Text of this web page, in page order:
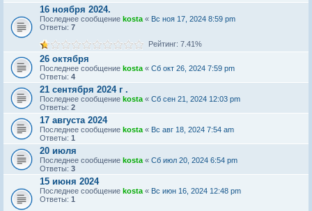
16 ноября 2024.
Последнее сообщение kosta « Вс ноя 17, 2024 8:59 pm
Ответы: 7
Рейтинг: 7.41%
26 октября
Последнее сообщение kosta « Сб окт 26, 2024 7:59 pm
Ответы: 4
21 сентября 2024 г .
Последнее сообщение kosta « Сб сен 21, 2024 12:03 pm
Ответы: 2
17 августа 2024
Последнее сообщение kosta « Вс авг 18, 2024 7:54 am
Ответы: 1
20 июля
Последнее сообщение kosta « Сб июл 20, 2024 6:54 pm
Ответы: 3
15 июня 2024
Последнее сообщение kosta « Вс июн 16, 2024 12:48 pm
Ответы: 1